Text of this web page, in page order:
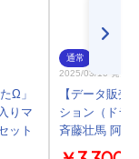
Ω」
りマ
ット
通常
2025/03/10 発売
【データ販売
ション（ドラ
斉藤壮馬 阿座